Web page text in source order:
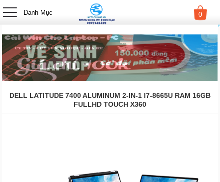
Danh Mục 0
DELL LATITUDE 7400 ALUMINUM 2-IN-1 I7-8665U RAM 16GB
FULLHD TOUCH X360